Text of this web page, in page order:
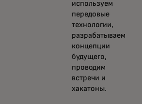
используем
передовые
технологии,
разрабатываем
концепции
будущего,
проводим
встречи и
хакатоны.